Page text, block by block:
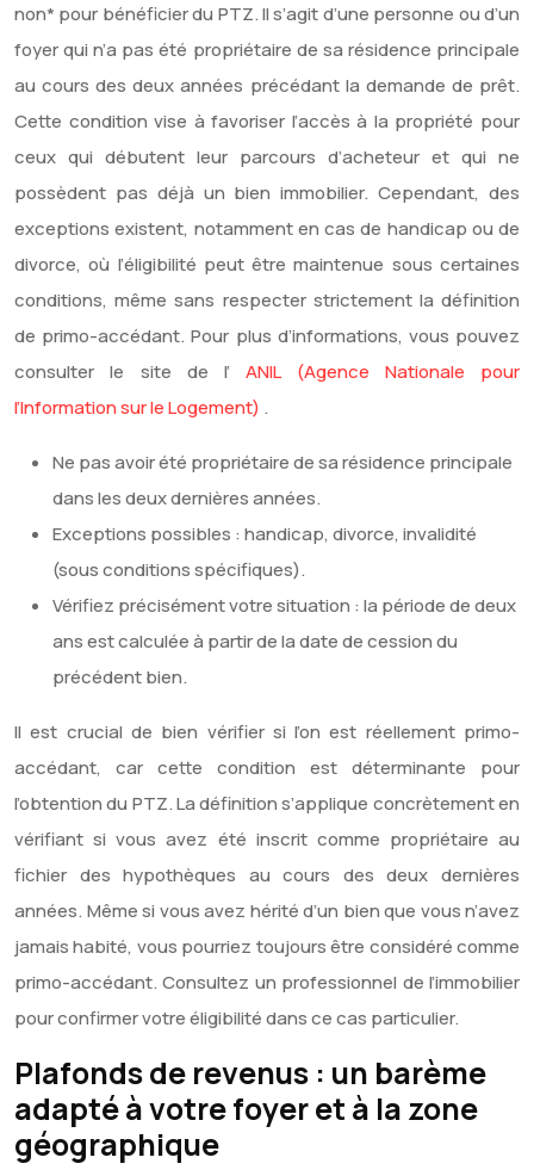
non* pour bénéficier du PTZ. Il s’agit d’une personne ou d’un
foyer qui n’a pas été propriétaire de sa résidence principale
au cours des deux années précédant la demande de prêt.
Cette condition vise à favoriser l’accès à la propriété pour
ceux qui débutent leur parcours d’acheteur et qui ne
possèdent pas déjà un bien immobilier. Cependant, des
exceptions existent, notamment en cas de handicap ou de
divorce, où l’éligibilité peut être maintenue sous certaines
conditions, même sans respecter strictement la définition
de primo-accédant. Pour plus d’informations, vous pouvez
consulter le site de l’ANIL (Agence Nationale pour
l’Information sur le Logement) .
Ne pas avoir été propriétaire de sa résidence principale
dans les deux dernières années.
Exceptions possibles : handicap, divorce, invalidité
(sous conditions spécifiques).
Vérifiez précisément votre situation : la période de deux
ans est calculée à partir de la date de cession du
précédent bien.
Il est crucial de bien vérifier si l’on est réellement primo-
accédant, car cette condition est déterminante pour
l’obtention du PTZ. La définition s’applique concrètement en
vérifiant si vous avez été inscrit comme propriétaire au
fichier des hypothèques au cours des deux dernières
années. Même si vous avez hérité d’un bien que vous n’avez
jamais habité, vous pourriez toujours être considéré comme
primo-accédant. Consultez un professionnel de l’immobilier
pour confirmer votre éligibilité dans ce cas particulier.
Plafonds de revenus : un barème
adapté à votre foyer et à la zone
géographique